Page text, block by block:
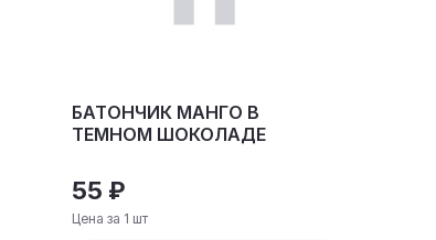
БАТОНЧИК МАНГО В
ТЕМНОМ ШОКОЛАДЕ
55 ₽
Цена за 1 шт